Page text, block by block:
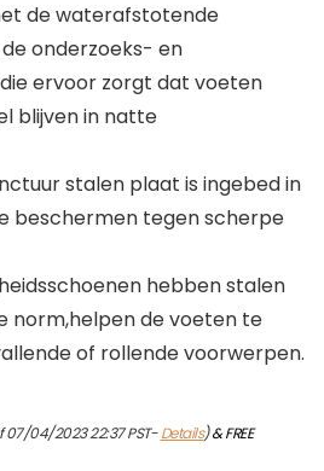
de waterafstotende
onderzoeks- en
ervoor zorgt dat voeten
blijven in natte
stalen plaat is ingebed in
beschermen tegen scherpe
hebben stalen
norm,helpen de voeten te
of rollende voorwerpen.
04/2023 22:37 PST-Details)&FREE